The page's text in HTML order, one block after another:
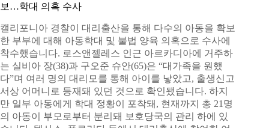
보…학대 의혹 수사
캘리포니아 경찰이 대리출산을 통해 다수의 아동을 확보
한 부부에 대해 아동학대 및 불법 양육 의혹으로 수사에
착수했습니다. 로스앤젤레스 인근 아르카디아에 거주하
는 실비아 장(38)과 구오준 슈안(65)은 “대가족을 원했
다”며 여러 명의 대리모를 통해 아이를 낳았고, 출생신고
서상 어머니로 등재돼 있던 것으로 확인됐습니다. 하지
만 일부 아동에게 학대 정황이 포착돼, 현재까지 총 21명
의 아동이 부모로부터 분리돼 보호당국의 관리 하에 있